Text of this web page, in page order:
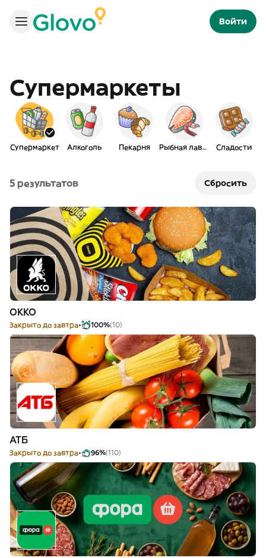
Войти
Супермаркеты
Супермаркет Алкоголь Пекарня Рыбная лавка Сладости
5 результатов Сбросить
OKKO
Закрыто до завтра 100%(10)
АТБ
Закрыто до завтра 96%(110)